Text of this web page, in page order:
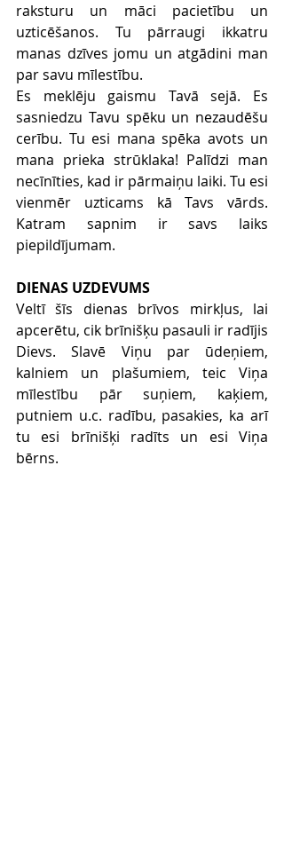
raksturu un māci pacietību un
uzticēšanos. Tu pārraugi ikkatru
manas dzīves jomu un atgādini man
par savu mīlestību.
Es meklēju gaismu Tavā sejā. Es
sasniedzu Tavu spēku un nezaudēšu
cerību. Tu esi mana spēka avots un
mana prieka strūklaka! Palīdzi man
necīnīties, kad ir pārmaiņu laiki. Tu esi
vienmēr uzticams kā Tavs vārds.
Katram sapnim ir savs laiks
piepildījumam.
DIENAS UZDEVUMS
Veltī šīs dienas brīvos mirkļus, lai
apcerētu, cik brīnišķu pasauli ir radījis
Dievs. Slavē Viņu par ūdeņiem,
kalniem un plašumiem, teic Viņa
mīlestību pār suņiem, kaķiem,
putniem u.c. radību, pasakies, ka arī
tu esi brīnišķi radīts un esi Viņa
bērns.